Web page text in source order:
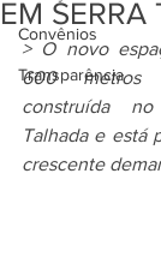
Convênios
Transparência
EM
> O novo
600 metros
construída
Talhada e está
crescente